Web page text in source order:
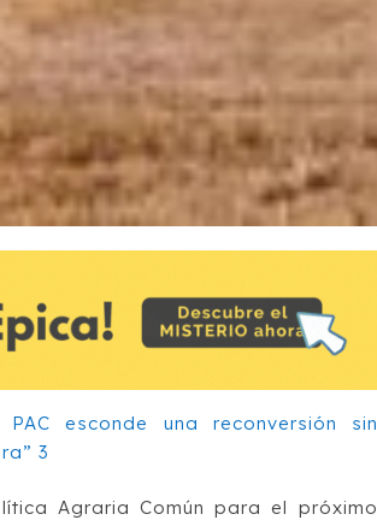
Agraria Común para el próximo